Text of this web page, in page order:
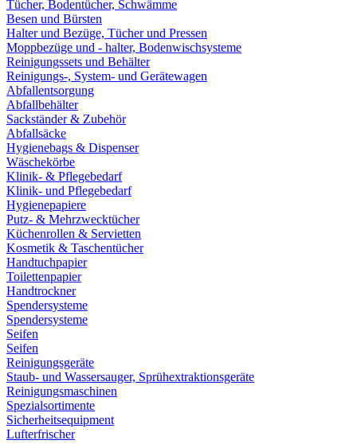
Tücher, Bodentücher, Schwämme
Besen und Bürsten
Halter und Bezüge, Tücher und Pressen
Moppbezüge und - halter, Bodenwischsysteme
Reinigungssets und Behälter
Reinigungs-, System- und Gerätewagen
Abfallentsorgung
Abfallbehälter
Sackständer & Zubehör
Abfallsäcke
Hygienebags & Dispenser
Wäschekörbe
Klinik- & Pflegebedarf
Klinik- und Pflegebedarf
Hygienepapiere
Putz- & Mehrzwecktücher
Küchenrollen & Servietten
Kosmetik & Taschentücher
Handtuchpapier
Toilettenpapier
Handtrockner
Spendersysteme
Spendersysteme
Seifen
Seifen
Reinigungsgeräte
Staub- und Wassersauger, Sprühextraktionsgeräte
Reinigungsmaschinen
Spezialsortimente
Sicherheitsequipment
Lufterfrischer